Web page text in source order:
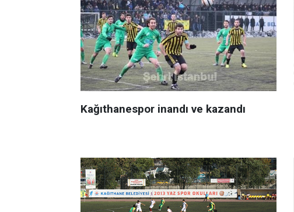
Kağıthanespor inandı ve kazandı